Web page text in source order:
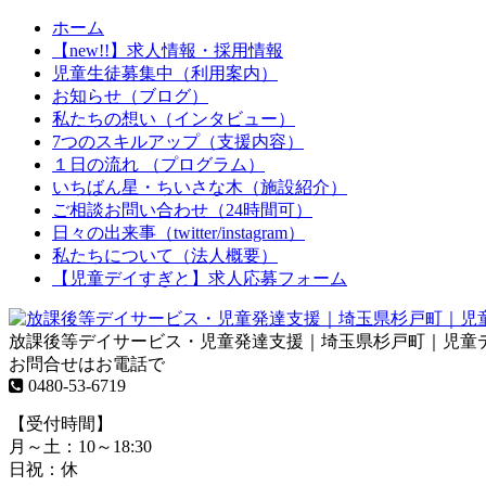
ホーム
【new!!】求人情報・採用情報
児童生徒募集中（利用案内）
お知らせ（ブログ）
私たちの想い（インタビュー）
7つのスキルアップ（支援内容）
１日の流れ （プログラム）
いちばん星・ちいさな木（施設紹介）
ご相談お問い合わせ（24時間可）
日々の出来事（twitter/instagram）
私たちについて（法人概要）
【児童デイすぎと】求人応募フォーム
放課後等デイサービス・児童発達支援｜埼玉県杉戸町｜児童
お問合せはお電話で
0480-53-6719
【受付時間】
月～土：10～18:30
日祝：休